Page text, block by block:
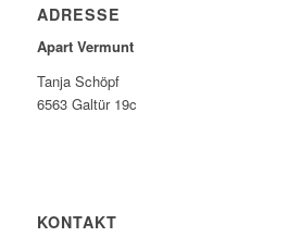
ADRESSE
Apart Vermunt
Tanja Schöpf
6563 Galtür 19c
KONTAKT